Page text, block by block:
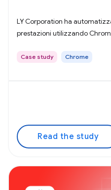
LY Corporation ha
prestazioni utilizzando
Case study Chrome
Read the study